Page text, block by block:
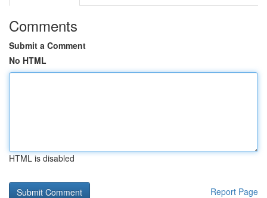
Comments
Submit a Comment
No HTML
HTML is disabled
Report Page